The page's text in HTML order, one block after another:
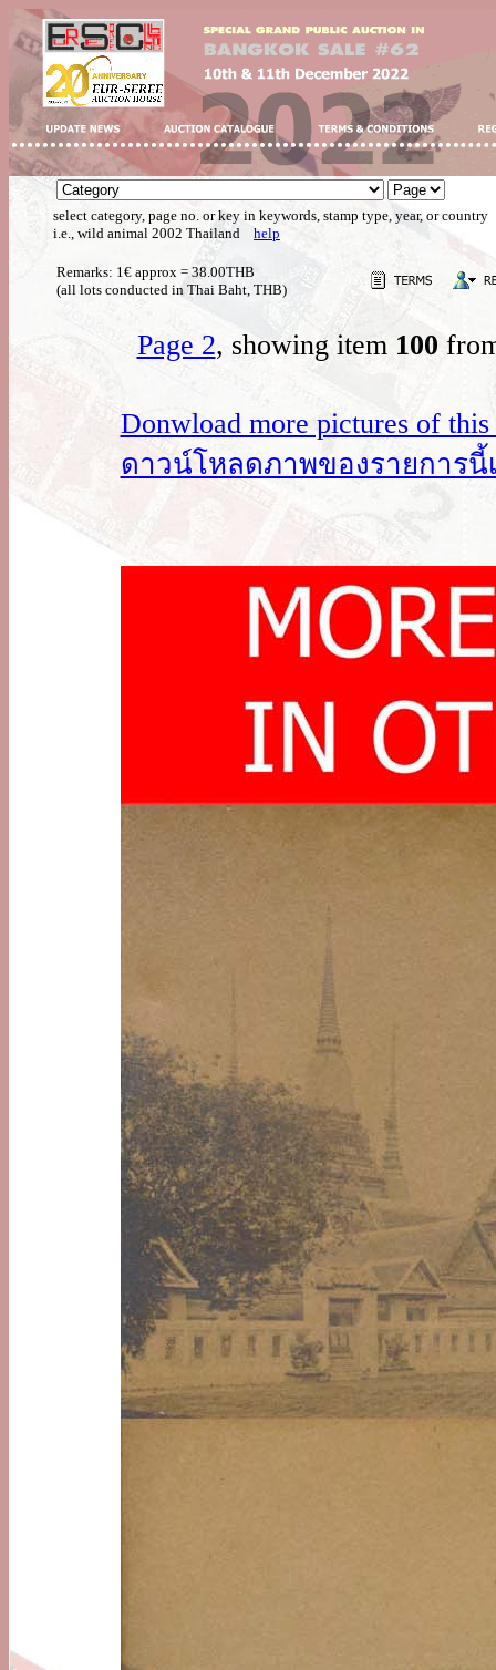
select category, page no. or key in keywords, stamp type, year, or country
i.e., wild animal 2002 Thailand help
Remarks: 1€ approx = 38.00THB
(all lots conducted in Thai Baht, THB)
Page 2, showing item 100
Donwload more pictures of
ดาวน์โหลดภาพของรายการนี้